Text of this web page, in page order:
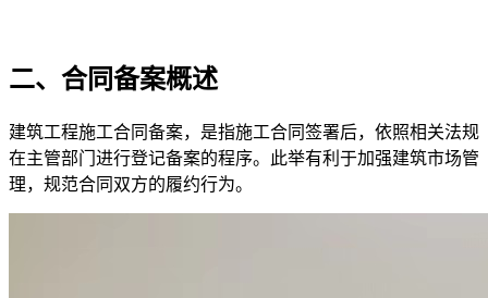
二、合同备案概述
建筑工程施工合同备案，是指施工合同签署后，依照相关法规
在主管部门进行登记备案的程序。此举有利于加强建筑市场管
理，规范合同双方的履约行为。